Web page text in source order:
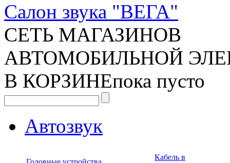
Салон звука "ВЕГА"
СЕТЬ МАГАЗИНОВ
АВТОМОБИЛЬНОЙ
В КОРЗИНЕпока пусто
Автозвук
Кабель в